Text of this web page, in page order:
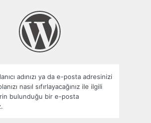
adınızı ya da e-posta adresinizi
nasıl sıfırlayacağınız ile ilgili
bulunduğu bir e-posta